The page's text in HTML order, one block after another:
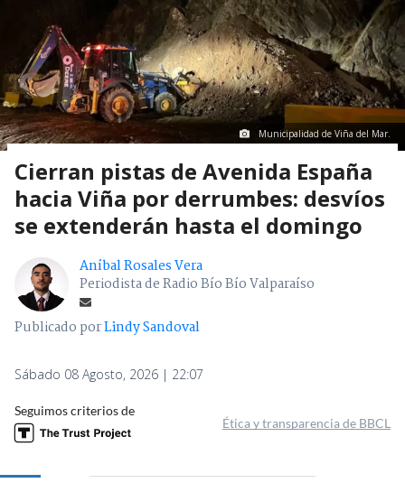
Municipalidad de Viña del Mar.
Cierran pistas de Avenida España
hacia Viña por derrumbes: desvíos
se extenderán hasta el domingo
Aníbal Rosales Vera
Periodista de Radio Bío Bío Valparaíso
Publicado porLindy Sandoval
Sábado 08 Agosto, 2026 | 22:07
Seguimos criterios de
Ética y transparencia de BBCL